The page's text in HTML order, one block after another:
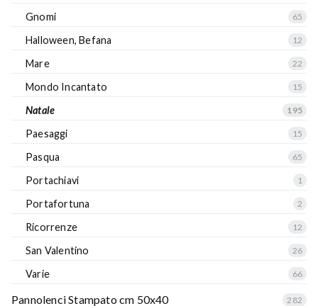
Gnomi 65
Halloween, Befana 12
Mare 22
Mondo Incantato 15
Natale 195
Paesaggi 15
Pasqua 65
Portachiavi 1
Portafortuna 2
Ricorrenze 12
San Valentino 26
Varie 66
Pannolenci Stampato cm 50x40 282